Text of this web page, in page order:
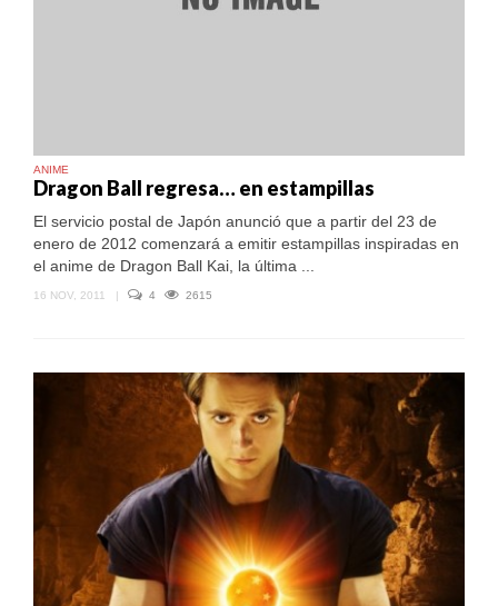
ANIME
Dragon Ball regresa… en estampillas
El servicio postal de Japón anunció que a partir del 23 de
enero de 2012 comenzará a emitir estampillas inspiradas en
el anime de Dragon Ball Kai, la última ...
16 NOV, 2011 | 4 2615